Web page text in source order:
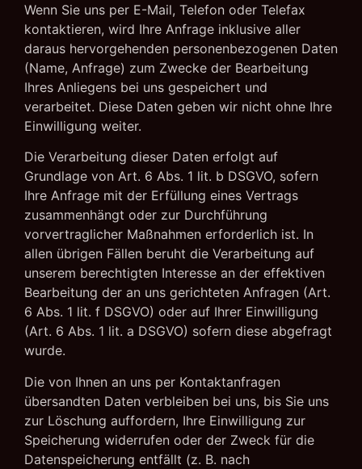
Wenn Sie uns per E-Mail, Telefon oder Telefax
kontaktieren, wird Ihre Anfrage inklusive aller
daraus hervorgehenden personenbezogenen Daten
(Name, Anfrage) zum Zwecke der Bearbeitung
Ihres Anliegens bei uns gespeichert und
verarbeitet. Diese Daten geben wir nicht ohne Ihre
Einwilligung weiter.
Die Verarbeitung dieser Daten erfolgt auf
Grundlage von Art. 6 Abs. 1 lit. b DSGVO, sofern
Ihre Anfrage mit der Erfüllung eines Vertrags
zusammenhängt oder zur Durchführung
vorvertraglicher Maßnahmen erforderlich ist. In
allen übrigen Fällen beruht die Verarbeitung auf
unserem berechtigten Interesse an der effektiven
Bearbeitung der an uns gerichteten Anfragen (Art.
6 Abs. 1 lit. f DSGVO) oder auf Ihrer Einwilligung
(Art. 6 Abs. 1 lit. a DSGVO) sofern diese abgefragt
wurde.
Die von Ihnen an uns per Kontaktanfragen
übersandten Daten verbleiben bei uns, bis Sie uns
zur Löschung auffordern, Ihre Einwilligung zur
Speicherung widerrufen oder der Zweck für die
Datenspeicherung entfällt (z. B. nach